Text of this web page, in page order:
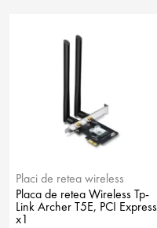
Placi de retea wireless
Placa de retea Wireless Tp-
Link Archer T5E, PCI Express
x1